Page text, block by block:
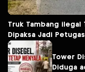
Truk Tambang ilegal
Dipaksa Jadi
Tower Disegel, Listrik